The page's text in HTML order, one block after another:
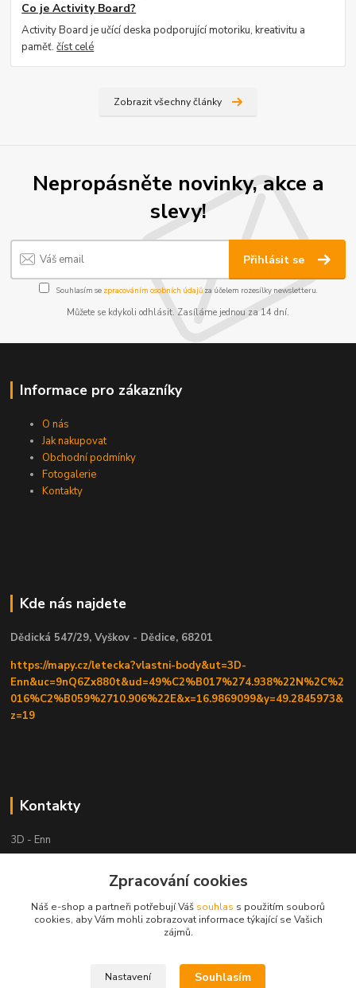
Co je Activity Board?
Activity Board je učící deska podporující motoriku, kreativitu a
paměť.číst celé
Zobrazit všechny články
Nepropásněte novinky, akce a
slevy!
Přihlásit se
Souhlasím se zpracováním osobních údajůza účelem rozesílky newsletteru.
Můžete se kdykoli odhlásit. Zasíláme jednou za 14 dní.
Informace pro zákazníky
O nás
Jak nakupovat
Obchodní podmínky
Fotogalerie
Kontakty
Kde nás najdete
Dědická 547/29, Vyškov - Dědice, 68201
https://mapy.cz/letecka?vlastni-body&ut=3D-
Enn&uc=9nQ6Zx880t&ud=49%C2%B017%274.938%22N%2C%2
016%C2%B059%2710.906%22E&x=16.9869099&y=49.2845973&
z=19
Kontakty
3D - Enn
+420 605525911
tisk-3d@seznam.cz
Zpracování cookies
Náš e-shop a partneři potřebují Váš souhlas s použitím souborů
cookies, aby Vám mohli zobrazovat informace týkající se Vašich
zájmů.
Nastavení Souhlasím